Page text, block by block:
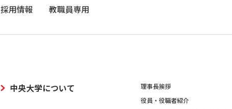
採用情報 教職員専用
中央大学について 理事長挨拶
役員・役職者紹介